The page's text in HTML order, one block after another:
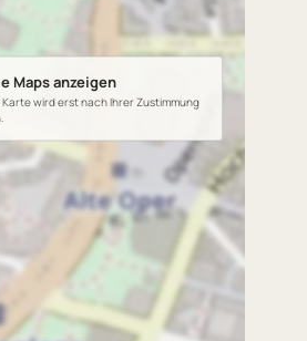
Maps anzeigen
wird erst nach Ihrer Zustimmung